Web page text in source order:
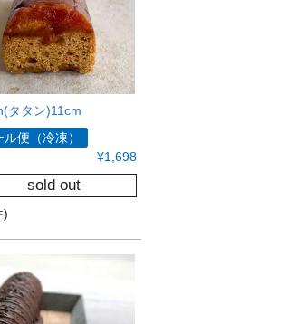
タタン)11cm
ル便（冷凍）
¥1,698
sold out
)